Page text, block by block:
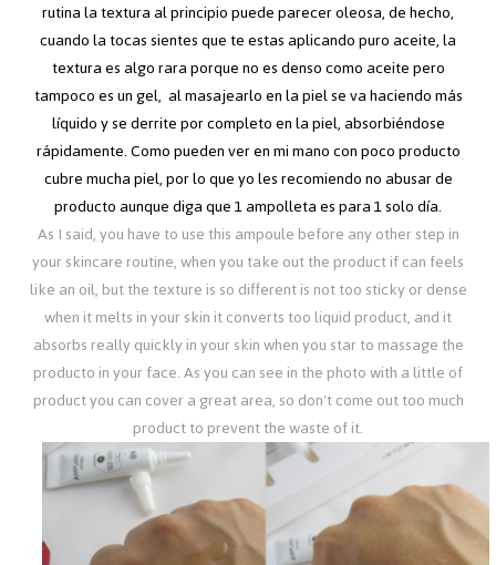
rutina la textura al principio puede parecer oleosa, de hecho,
cuando la tocas sientes que te estas aplicando puro aceite, la
textura es algo rara porque no es denso como aceite pero
tampoco es un gel, al masajearlo en la piel se va haciendo más
líquido y se derrite por completo en la piel, absorbiéndose
rápidamente. Como pueden ver en mi mano con poco producto
cubre mucha piel, por lo que yo les recomiendo no abusar de
producto aunque diga que 1 ampolleta es para 1 solo día.
As I said, you have to use this ampoule before any other step in
your skincare routine, when you take out the product if can feels
like an oil, but the texture is so different is not too sticky or dense
when it melts in your skin it converts too liquid product, and it
absorbs really quickly in your skin when you star to massage the
producto in your face. As you can see in the photo with a little of
product you can cover a great area, so don't come out too much
product to prevent the waste of it.